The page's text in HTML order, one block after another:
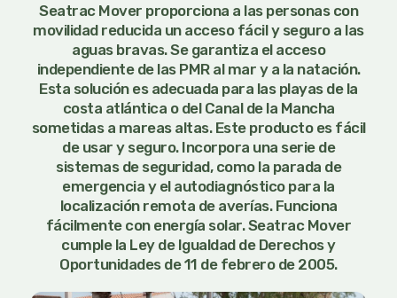
Seatrac Mover proporciona a las personas con
movilidad reducida un acceso fácil y seguro a las
aguas bravas. Se garantiza el acceso
independiente de las PMR al mar y a la natación.
Esta solución es adecuada para las playas de la
costa atlántica o del Canal de la Mancha
sometidas a mareas altas. Este producto es fácil
de usar y seguro. Incorpora una serie de
sistemas de seguridad, como la parada de
emergencia y el autodiagnóstico para la
localización remota de averías. Funciona
fácilmente con energía solar. Seatrac Mover
cumple la Ley de Igualdad de Derechos y
Oportunidades de 11 de febrero de 2005.